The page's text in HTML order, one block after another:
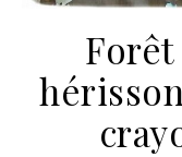
Forêt